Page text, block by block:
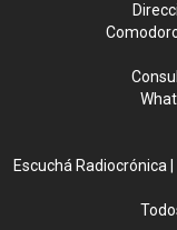
Escuchá Radiocrónica